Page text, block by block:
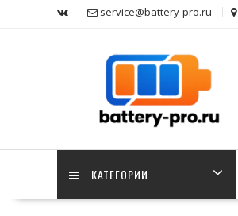
service@battery-pro.ru
КАТЕГОРИИ